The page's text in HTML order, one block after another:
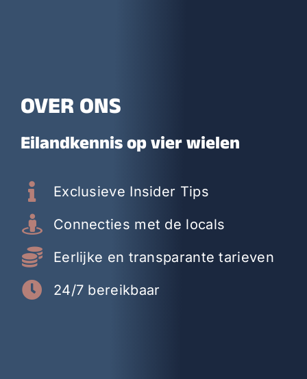
OVER ONS
Eilandkennis op vier wielen
Exclusieve Insider Tips
Connecties met de locals
Eerlijke en transparante tarieven
24/7 bereikbaar